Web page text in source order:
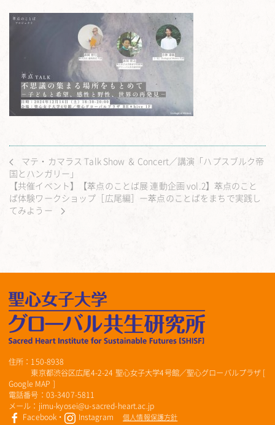
マテ・カマラス Talk Show ＆ Concert／講演「ハプスブルク帝
国とハンガリー」
【共催イベント】【萃点のことば展 連動企画 vol.2】萃点のこと
ば体験ワークショップ［広尾編］ー萃点のことばをまちで実践し
てみようー
住所：150-8938
東京都渋谷区広尾4-2-24 聖心女子大学4号館／聖心グローバルプラザ [
Google MAP ]
電話番号：03-3407-5811
メール：jimu-kyosei@u-sacred-heart.ac.jp
Facebook ・ Instagram 個人情報保護方針